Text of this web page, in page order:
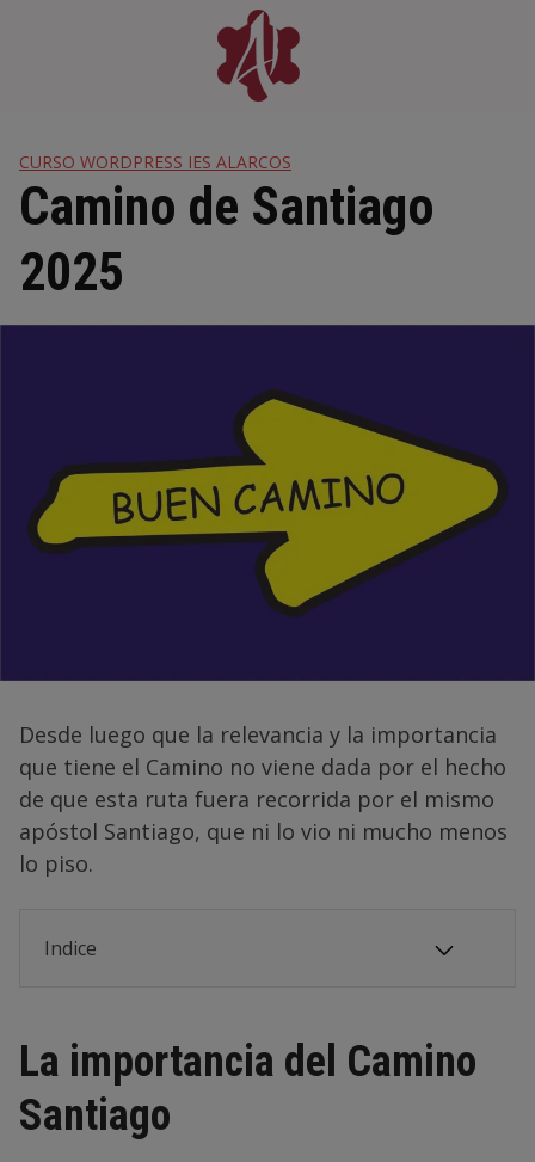
CURSO WORDPRESS IES ALARCOS
Camino de Santiago
2025
Desde luego que la relevancia y la importancia
que tiene el Camino no viene dada por el hecho
de que esta ruta fuera recorrida por el mismo
apóstol Santiago, que ni lo vio ni mucho menos
lo piso.
Indice
La importancia del Camino
Santiago